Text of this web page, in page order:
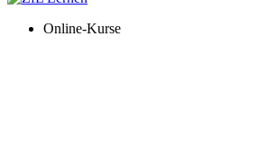
Online-Kurse